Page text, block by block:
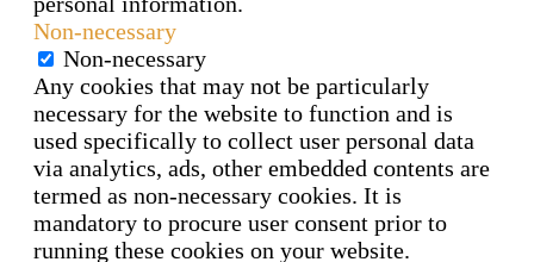
Non-necessary
Non-necessary
Any cookies that may not be particularly
necessary for the website to function and is
used specifically to collect user personal data
via analytics, ads, other embedded contents are
termed as non-necessary cookies. It is
mandatory to procure user consent prior to
running these cookies on your website.